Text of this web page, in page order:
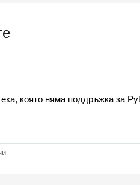
която няма поддръжка за